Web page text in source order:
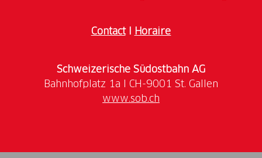
ContactI Horaire
Schweizerische Südostbahn AG
www.sob.ch